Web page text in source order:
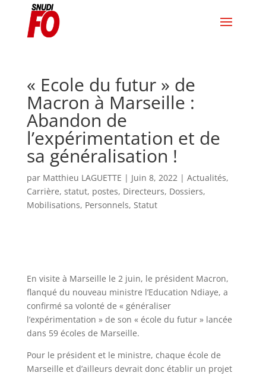
« Ecole du futur » de
Macron à Marseille :
Abandon de
l’expérimentation et de
sa généralisation !
par Matthieu LAGUETTE | Juin 8, 2022| Actualités,
Carrière, statut, postes, Directeurs, Dossiers,
Mobilisations, Personnels, Statut
En visite à Marseille le 2 juin, le président Macron,
flanqué du nouveau ministre l’Education Ndiaye, a
confirmé sa volonté de « généraliser
l’expérimentation » de son « école du futur » lancée
dans 59 écoles de Marseille.
Pour le président et le ministre, chaque école de
Marseille et d’ailleurs devrait donc établir un projet